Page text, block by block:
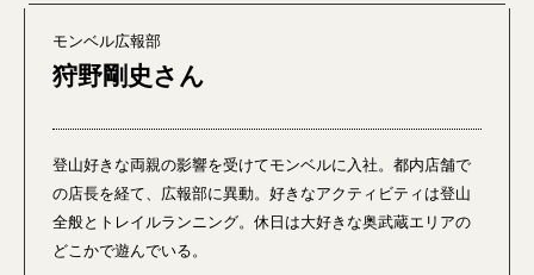
モンベル広報部
狩野剛史さん
登山好きな両親の影響を受けてモンベルに入社。都内店舗で
の店長を経て、広報部に異動。好きなアクティビティは登山
全般とトレイルランニング。休日は大好きな奥武蔵エリアの
どこかで遊んでいる。